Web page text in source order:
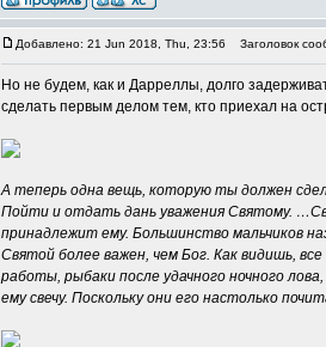
Добавлено: 21 Jun 2018, Thu, 23:56 Заголовок
Но не будем, как и Дарреллы, долго
сделать первым делом тем, кто приехал на
А теперь одна вещь, которую ты должен
Пойти и отдать дань уважения Святому.
принадлежит ему. Большинство мальчиков
Святой более важен, чем Бог. Как видишь,
работы, рыбаки после удачного ночного
ему свечу. Поскольку они его настолько